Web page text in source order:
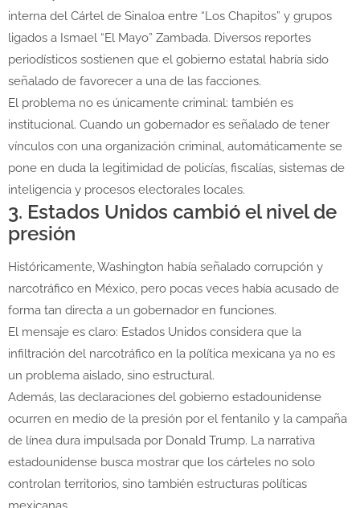
interna del Cártel de Sinaloa entre “Los Chapitos” y grupos
ligados a Ismael “El Mayo” Zambada. Diversos reportes
periodísticos sostienen que el gobierno estatal habría sido
señalado de favorecer a una de las facciones.
El problema no es únicamente criminal: también es
institucional. Cuando un gobernador es señalado de tener
vínculos con una organización criminal, automáticamente se
pone en duda la legitimidad de policías, fiscalías, sistemas de
inteligencia y procesos electorales locales.
3. Estados Unidos cambió el nivel de
presión
Históricamente, Washington había señalado corrupción y
narcotráfico en México, pero pocas veces había acusado de
forma tan directa a un gobernador en funciones.
El mensaje es claro: Estados Unidos considera que la
infiltración del narcotráfico en la política mexicana ya no es
un problema aislado, sino estructural.
Además, las declaraciones del gobierno estadounidense
ocurren en medio de la presión por el fentanilo y la campaña
de línea dura impulsada por Donald Trump. La narrativa
estadounidense busca mostrar que los cárteles no solo
controlan territorios, sino también estructuras políticas